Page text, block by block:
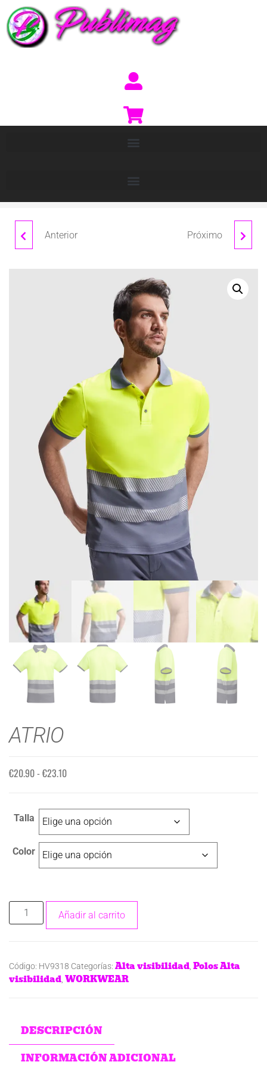
Anterior Próximo
ATRIO
€20.90-€23.10
Talla
Color
Añadir al carrito
Código: HV9318 Categorías: Alta visibilidad Polos Alta
visibilidad WORKWEAR
DESCRIPCIÓN
INFORMACIÓN ADICIONAL